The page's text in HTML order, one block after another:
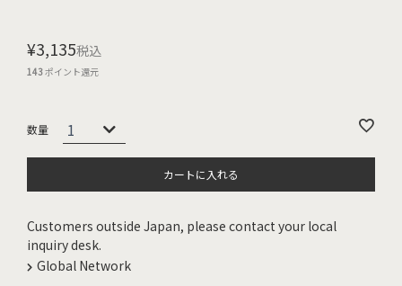
¥3,135税込
143ポイント還元
カートに入れる
Customers outside Japan, please contact your local
inquiry desk.
Global Network